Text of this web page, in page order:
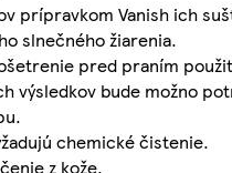
prípravkom Vanish ich
slnečného žiarenia.
pred praním
výsledkov bude možno
chemické čistenie.
z kože.